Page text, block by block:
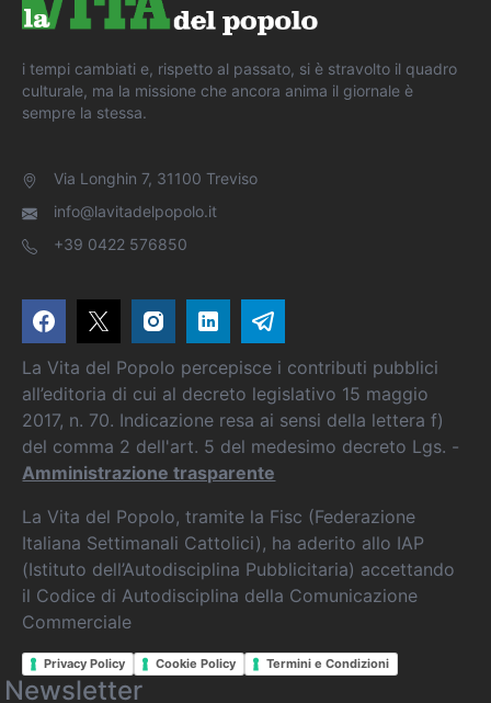
i tempi cambiati e, rispetto al passato, si è stravolto il quadro
culturale, ma la missione che ancora anima il giornale è
sempre la stessa.
Via Longhin 7, 31100 Treviso
info@lavitadelpopolo.it
+39 0422 576850
La Vita del Popolo percepisce i contributi pubblici
all’editoria di cui al decreto legislativo 15 maggio
2017, n. 70. Indicazione resa ai sensi della lettera f)
del comma 2 dell'art. 5 del medesimo decreto Lgs. -
Amministrazione trasparente
La Vita del Popolo, tramite la Fisc (Federazione
Italiana Settimanali Cattolici), ha aderito allo IAP
(Istituto dell’Autodisciplina Pubblicitaria) accettando
il Codice di Autodisciplina della Comunicazione
Commerciale
Privacy Policy Cookie Policy Termini e Condizioni
Newsletter